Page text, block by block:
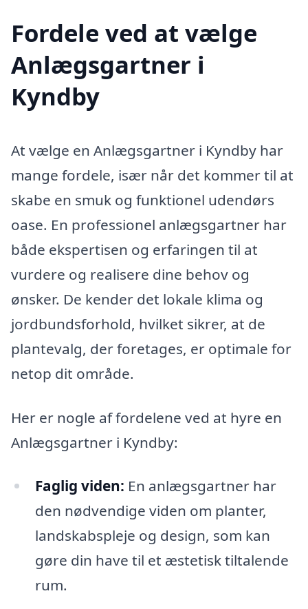
Fordele ved at vælge
Anlægsgartner i
Kyndby
At vælge en Anlægsgartner i Kyndby har
mange fordele, især når det kommer til at
skabe en smuk og funktionel udendørs
oase. En professionel anlægsgartner har
både ekspertisen og erfaringen til at
vurdere og realisere dine behov og
ønsker. De kender det lokale klima og
jordbundsforhold, hvilket sikrer, at de
plantevalg, der foretages, er optimale for
netop dit område.
Her er nogle af fordelene ved at hyre en
Anlægsgartner i Kyndby:
Faglig viden: En anlægsgartner har
den nødvendige viden om planter,
landskabspleje og design, som kan
gøre din have til et æstetisk tiltalende
rum.